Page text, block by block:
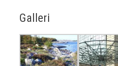
Galleri